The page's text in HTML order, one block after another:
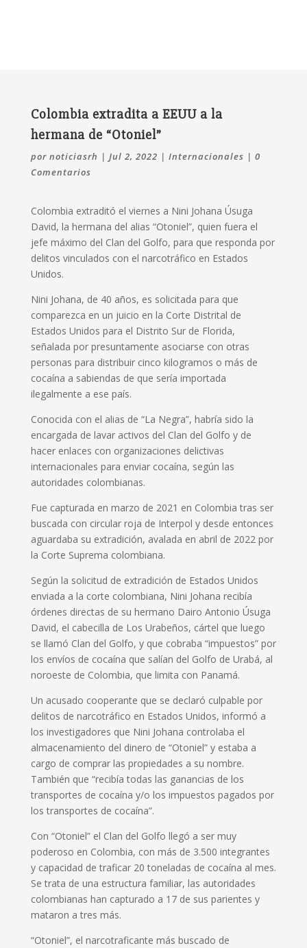
Colombia extradita a EEUU a la
hermana de “Otoniel”
por noticiasrh | Jul 2, 2022 | Internacionales | 0
Comentarios
Colombia extraditó el viernes a Nini Johana Úsuga
David, la hermana del alias “Otoniel”, quien fuera el
jefe máximo del Clan del Golfo, para que responda por
delitos vinculados con el narcotráfico en Estados
Unidos.
Nini Johana, de 40 años, es solicitada para que
comparezca en un juicio en la Corte Distrital de
Estados Unidos para el Distrito Sur de Florida,
señalada por presuntamente asociarse con otras
personas para distribuir cinco kilogramos o más de
cocaína a sabiendas de que sería importada
ilegalmente a ese país.
Conocida con el alias de “La Negra”, habría sido la
encargada de lavar activos del Clan del Golfo y de
hacer enlaces con organizaciones delictivas
internacionales para enviar cocaína, según las
autoridades colombianas.
Fue capturada en marzo de 2021 en Colombia tras ser
buscada con circular roja de Interpol y desde entonces
aguardaba su extradición, avalada en abril de 2022 por
la Corte Suprema colombiana.
Según la solicitud de extradición de Estados Unidos
enviada a la corte colombiana, Nini Johana recibía
órdenes directas de su hermano Dairo Antonio Úsuga
David, el cabecilla de Los Urabeños, cártel que luego
se llamó Clan del Golfo, y que cobraba “impuestos” por
los envíos de cocaína que salían del Golfo de Urabá, al
noroeste de Colombia, que limita con Panamá.
Un acusado cooperante que se declaró culpable por
delitos de narcotráfico en Estados Unidos, informó a
los investigadores que Nini Johana controlaba el
almacenamiento del dinero de “Otoniel” y estaba a
cargo de comprar las propiedades a su nombre.
También que “recibía todas las ganancias de los
transportes de cocaína y/o los impuestos pagados por
los transportes de cocaína”.
Con “Otoniel” el Clan del Golfo llegó a ser muy
poderoso en Colombia, con más de 3.500 integrantes
y capacidad de traficar 20 toneladas de cocaína al mes.
Se trata de una estructura familiar, las autoridades
colombianas han capturado a 17 de sus parientes y
mataron a tres más.
“Otoniel”, el narcotraficante más buscado de